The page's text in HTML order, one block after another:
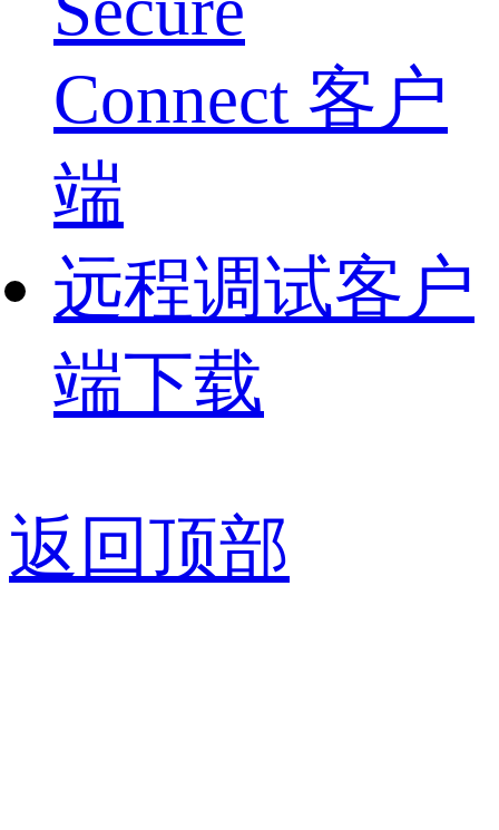
Connect 客户
端
远程调试客户
端下载
返回顶部